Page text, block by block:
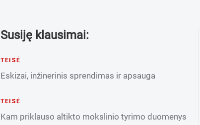
Susiję klausimai:
TEISĖ
Eskizai, inžinerinis sprendimas ir apsauga
TEISĖ
Kam priklauso altikto mokslinio tyrimo duomenys